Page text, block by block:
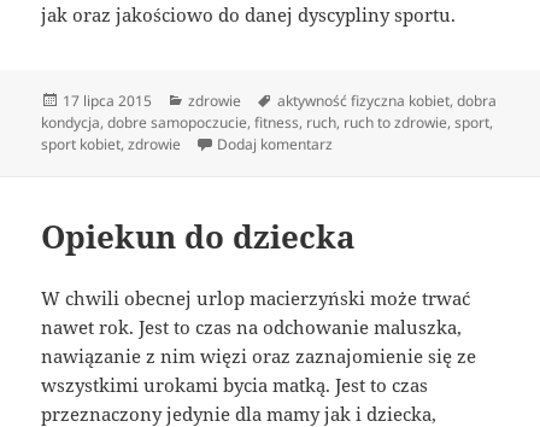
jak oraz jakościowo do danej dyscypliny sportu.
Data
publikacji
17 lipca 2015 Kategorie
zdrowie Tagi
aktywność fizyczna kobiet,dobra
kondycja,dobre samopoczucie,fitness, ruch, ruch to zdrowie,sport,
sport kobiet,zdrowie Dodaj komentarz
Opiekun do dziecka
W chwili obecnej urlop macierzyński może trwać
nawet rok. Jest to czas na odchowanie maluszka,
nawiązanie z nim więzi oraz zaznajomienie się ze
wszystkimi urokami bycia matką. Jest to czas
przeznaczony jedynie dla mamy jak i dziecka,